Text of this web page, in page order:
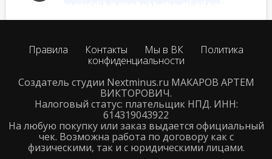
Правила Контакты Мы в ВК
Политика
конфиденциальности
Создатель студии Nextminus.ru МАКАРОВ АРТЕМ
ВИКТОРОВИЧ.
Налоговый статус: плательщик НПД. ИНН:
614319043922
На любую покупку или заказ выдается официальный
чек. Возможна работа по договору как с
физическими, так и с юридическими лицами.